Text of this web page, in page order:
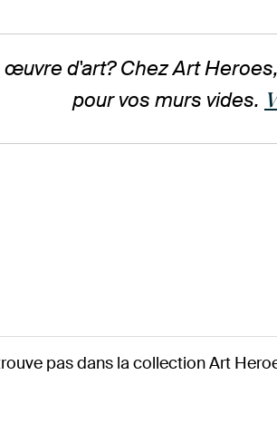
œuvre d'art? Chez Art
pour vos murs vides.
pas dans la collection Art